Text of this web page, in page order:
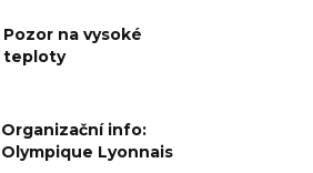
Pozor na vysoké
teploty
Organizační info:
Olympique Lyonnais